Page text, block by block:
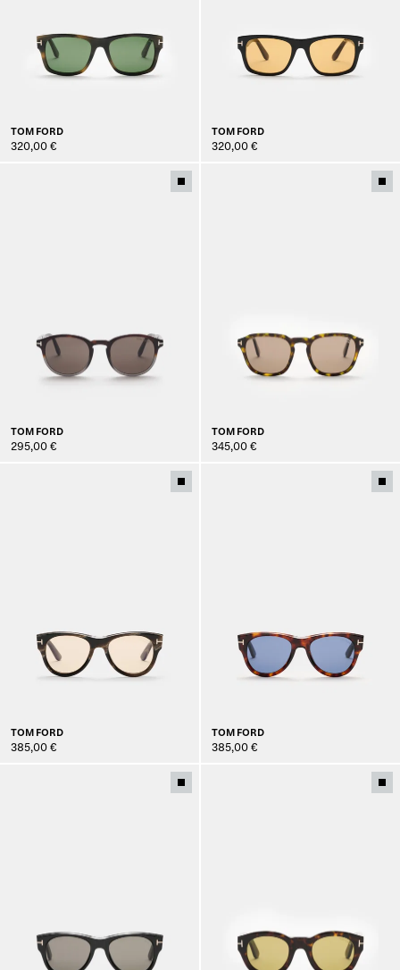
TOM FORD
320,00 €
TOM FORD
320,00 €
TOM FORD
295,00 €
TOM FORD
345,00 €
TOM FORD
385,00 €
TOM FORD
385,00 €